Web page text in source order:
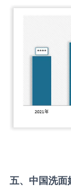
五、中国洗面